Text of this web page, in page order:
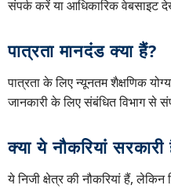
संपर्क करें या आधिकारिक वेबसाइट
पात्रता मानदंड क्या हैं?
पात्रता के लिए न्यूनतम शैक्षणिक
जानकारी के लिए संबंधित विभाग से
क्या ये नौकरियां सरकारी
ये निजी क्षेत्र की नौकरियां हैं, लेकिन